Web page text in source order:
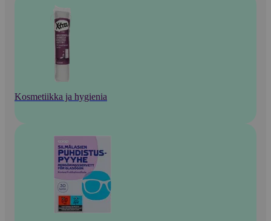
Kosmetiikka ja hygienia